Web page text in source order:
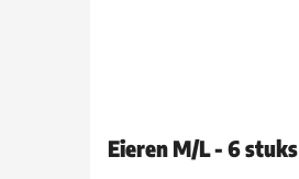
Eieren M/L - 6 stuks